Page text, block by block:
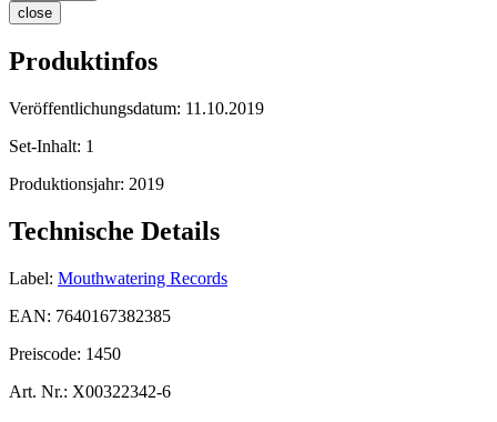
close
Produktinfos
Veröffentlichungsdatum: 11.10.2019
Set-Inhalt: 1
Produktionsjahr: 2019
Technische Details
Label: Mouthwatering Records
EAN: 7640167382385
Preiscode: 1450
Art. Nr.: X00322342-6